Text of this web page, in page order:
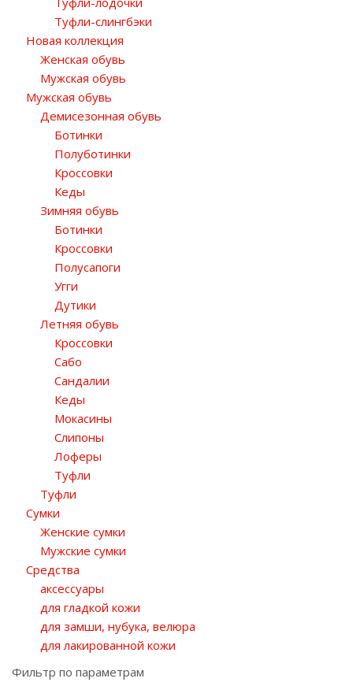
Туфли-слингбэки
Новая коллекция
Женская обувь
Мужская обувь
Мужская обувь
Демисезонная обувь
Ботинки
Полуботинки
Кроссовки
Кеды
Зимняя обувь
Ботинки
Кроссовки
Полусапоги
Угги
Дутики
Летняя обувь
Кроссовки
Сабо
Сандалии
Кеды
Мокасины
Слипоны
Лоферы
Туфли
Туфли
Сумки
Женские сумки
Мужские сумки
Средства
аксессуары
для гладкой кожи
для замши, нубука, велюра
для лакированной кожи
Фильтр по параметрам